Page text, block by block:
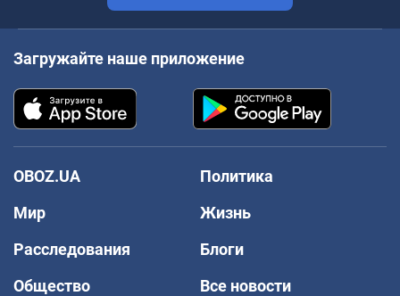
Загружайте наше приложение
OBOZ.UA
Политика
Мир
Жизнь
Расследования
Блоги
Общество
Все новости